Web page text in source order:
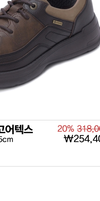
어텍스 20%